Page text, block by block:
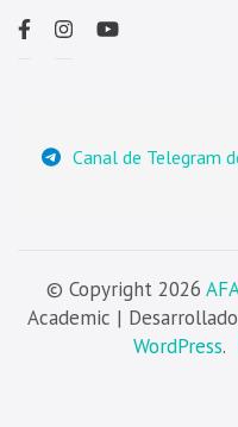
Canal de Telegram
© Copyright 2026
Academic |
WordPress.